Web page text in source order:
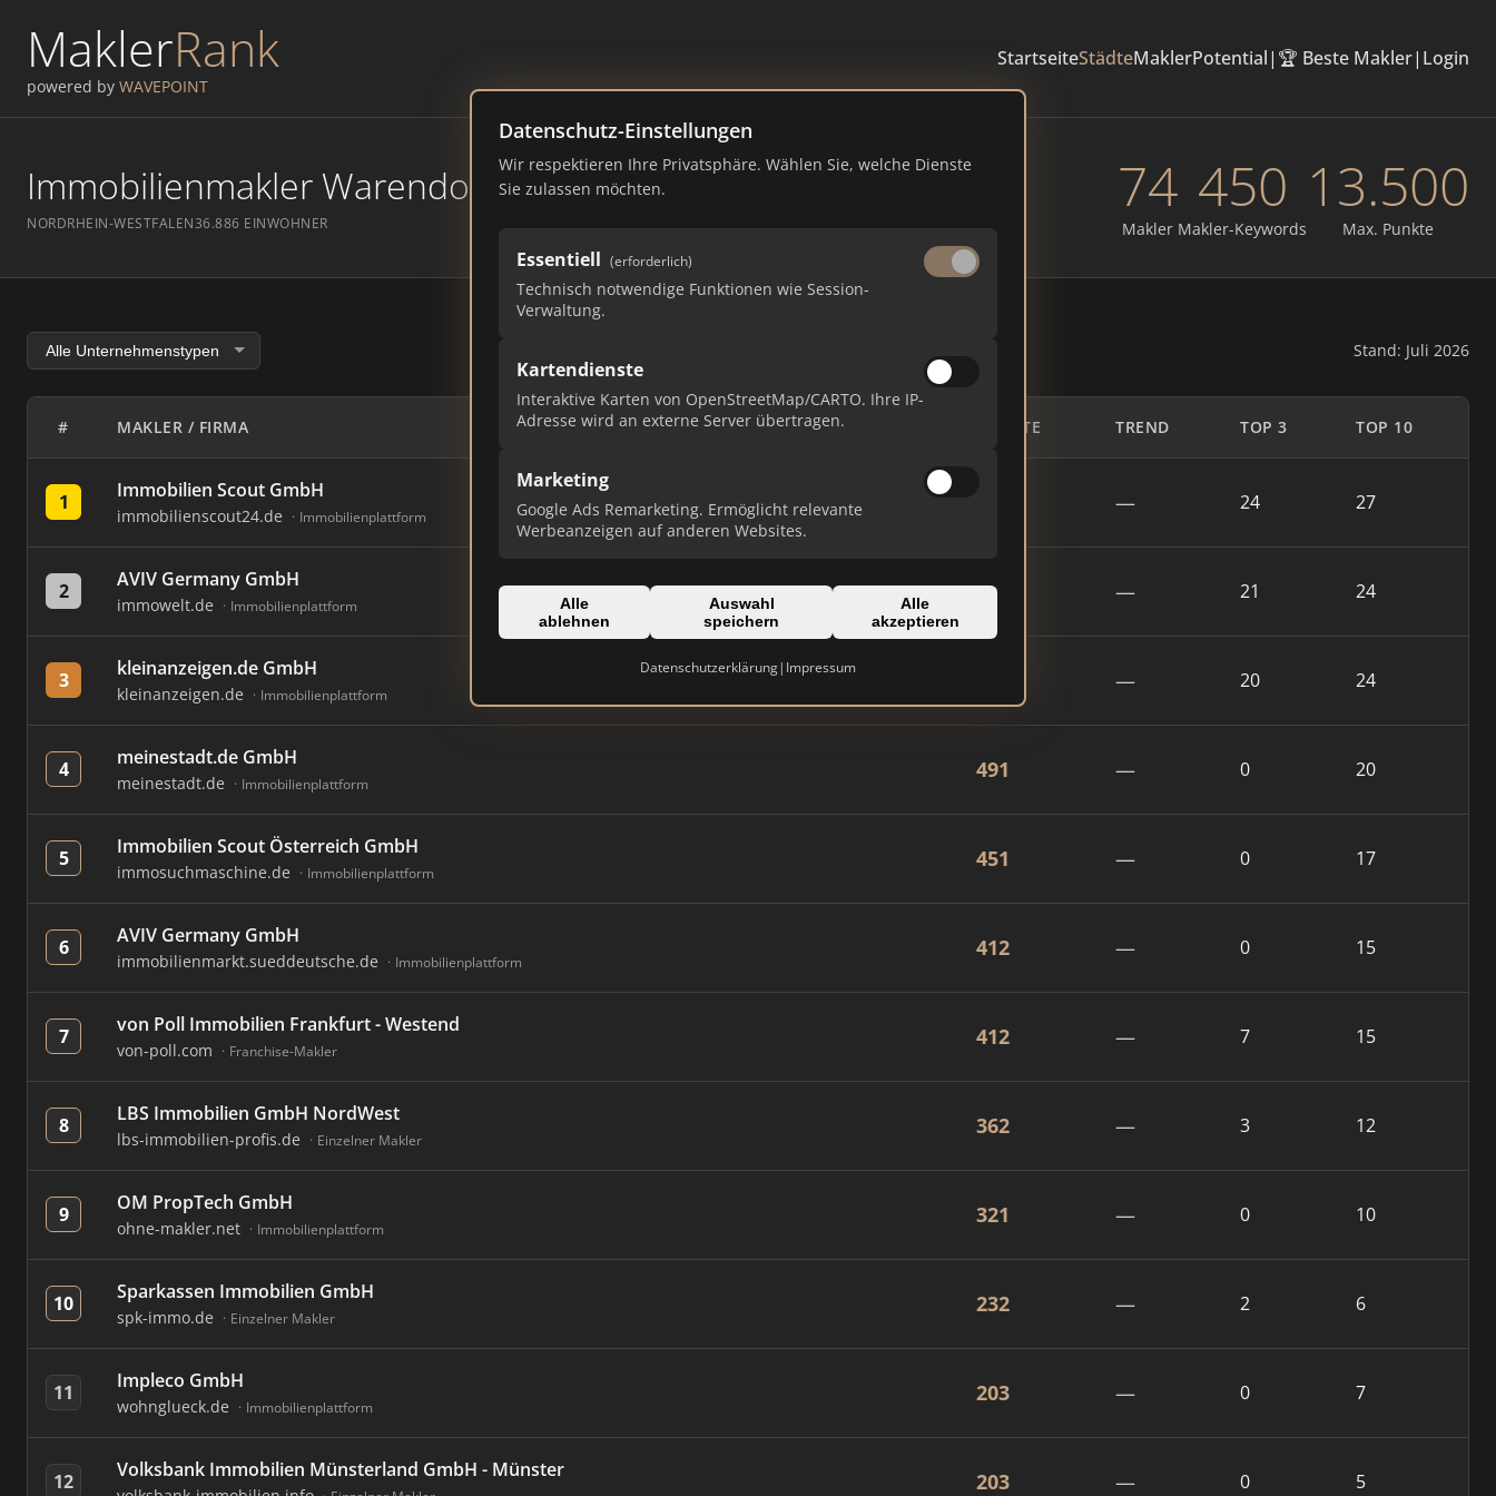
MaklerRank
powered by WAVEPOINT
StartseiteStädteMaklerPotential| 🏆 Beste Makler| Login
Datenschutz-Einstellungen
Wir respektieren Ihre Privatsphäre. Wählen Sie, welche Dienste
Sie zulassen möchten.
Essentiell (erforderlich)
Technisch notwendige Funktionen wie Session-
Verwaltung.
Kartendienste
Interaktive Karten von OpenStreetMap/CARTO. Ihre IP-
Adresse wird an externe Server übertragen.
Marketing
Google Ads Remarketing. Ermöglicht relevante
Werbeanzeigen auf anderen Websites.
Alle
ablehnen
Auswahl
speichern
Alle
akzeptieren
Datenschutzerklärung| Impressum
Immobilienmakler Warendorf – Ranking Juli 2026
NORDRHEIN-WESTFALEN36.886 EINWOHNER
74
Makler
450
Makler-Keywords
13.500
Max. Punkte
Stand: Juli 2026
# MAKLER / FIRMA PUNKTE TREND TOP 3 TOP 10
1 Immobilien Scout GmbH
immobilienscout24.de Immobilienplattform
— 24 27
2 AVIV Germany GmbH
immowelt.de Immobilienplattform
729 — 21 24
3 kleinanzeigen.de GmbH
kleinanzeigen.de Immobilienplattform
— 20 24
4 meinestadt.de GmbH
meinestadt.de Immobilienplattform
491 — 0 20
5 Immobilien Scout Österreich GmbH
immosuchmaschine.de Immobilienplattform
451 — 0 17
6 AVIV Germany GmbH
immobilienmarkt.sueddeutsche.de Immobilienplattform
412 — 0 15
7 von Poll Immobilien Frankfurt - Westend
von-poll.com Franchise-Makler
412 — 7 15
8 LBS Immobilien GmbH NordWest
lbs-immobilien-profis.de Einzelner Makler
362 — 3 12
9 OM PropTech GmbH
ohne-makler.net Immobilienplattform
321 — 0 10
10 Sparkassen Immobilien GmbH
spk-immo.de Einzelner Makler
232 — 2 6
11 Impleco GmbH
wohnglueck.de Immobilienplattform
203 — 0 7
12 Volksbank Immobilien Münsterland GmbH - Münster 203 — 0 5